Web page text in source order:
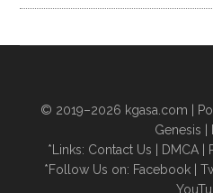
© 2019–2026 kgasa.com |
Genesis |
*Links: Contact Us DMCA
*Follow Us on: Facebook|